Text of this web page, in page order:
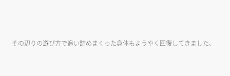
その辺りの遊び方で追い詰めまくった身体もようやく回復してきました、